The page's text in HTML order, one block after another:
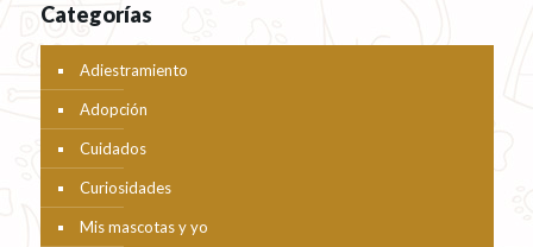
Categorías
Adiestramiento
Adopción
Cuidados
Curiosidades
Mis mascotas y yo